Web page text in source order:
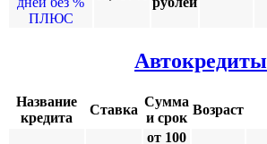
ПЛЮС
Автокредиты
Название
кредита
Ставка
Сумма
и срок
Возраст
от 100